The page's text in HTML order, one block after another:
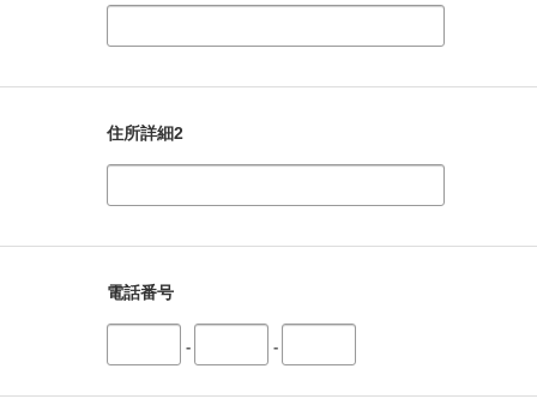
住所詳細2
電話番号
- -